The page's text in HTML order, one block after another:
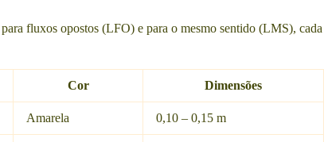
fluxos opostos (LFO) e para o mesmo sentido (LMS), cada
Cor Dimensões
Amarela 0,10 – 0,15 m